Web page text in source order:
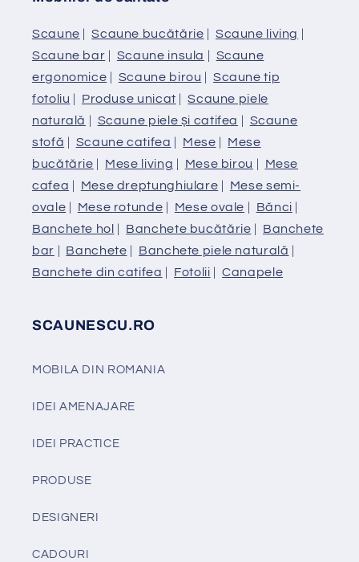
Scaune |Scaune bucătărie | Scaune living |
Scaune bar | Scaune insula | Scaune
ergonomice | Scaune birou | Scaune tip
fotoliu | Produse unicat |Scaune piele
naturală | Scaune piele și catifea | Scaune
stofă | Scaune catifea | Mese | Mese
bucătărie | Mese living | Mese birou | Mese
cafea | Mese dreptunghiulare | Mese semi-
ovale | Mese rotunde | Mese ovale | Bănci |
Banchete hol | Banchete bucătărie | Banchete
bar | Banchete | Banchete piele naturală |
Banchete din catifea | Fotolii |Canapele
SCAUNESCU.RO
MOBILA DIN ROMANIA
IDEI AMENAJARE
IDEI PRACTICE
PRODUSE
DESIGNERI
CADOURI